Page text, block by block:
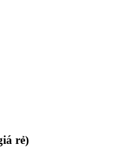
rẻ)